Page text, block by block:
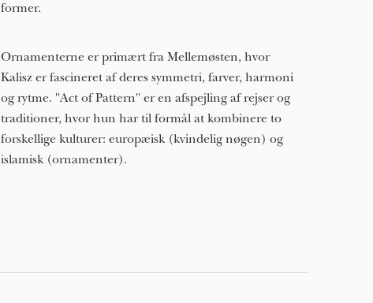
former.
Ornamenterne er primært fra Mellemøsten, hvor
Kalisz er fascineret af deres symmetri, farver, harmoni
og rytme. "Act of Pattern" er en afspejling af rejser og
traditioner, hvor hun har til formål at kombinere to
forskellige kulturer: europæisk (kvindelig nøgen) og
islamisk (ornamenter).